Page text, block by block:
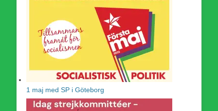
1 maj med SP i Göteborg